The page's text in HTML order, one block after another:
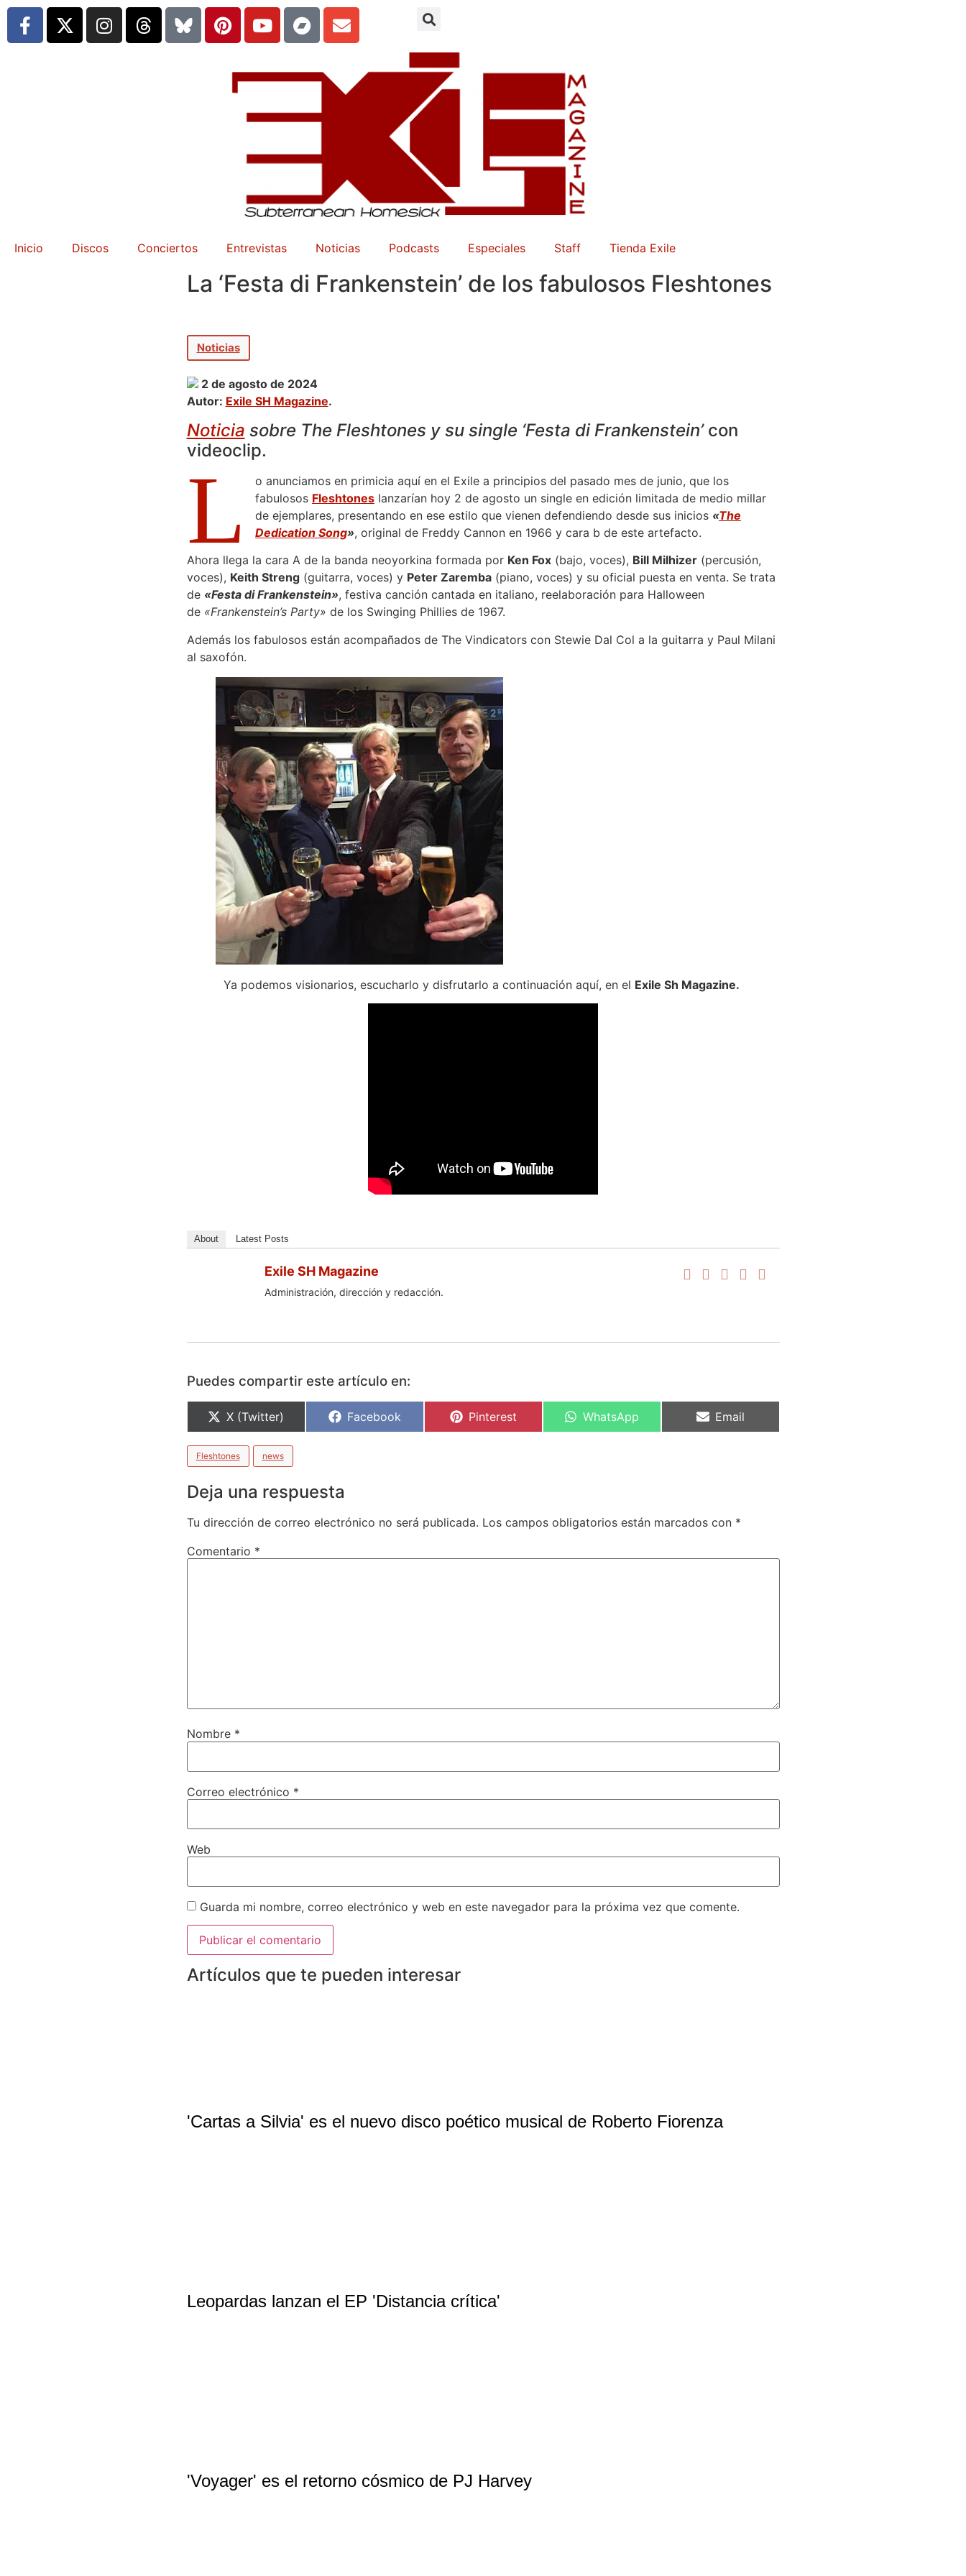
Inicio Discos Conciertos Entrevistas Noticias Podcasts Especiales Staff Tienda Exile
La ‘Festa di Frankenstein’ de los fabulosos Fleshtones
Noticias
2 de agosto de 2024
Autor: Exile SH Magazine.
Noticia sobre The Fleshtones y su single ‘Festa di Frankenstein’con
videoclip.
L
o anunciamos en primicia aquí en el Exile a principios del pasado mes de junio, que los
fabulosos Fleshtoneslanzarían hoy 2 de agosto un single en edición limitada de medio millar
de ejemplares, presentando en ese estilo que vienen defendiendo desde sus inicios «The
Dedication Song», original de Freddy Cannon en 1966 y cara b de este artefacto.
Ahora llega la cara A de la banda neoyorkina formada por Ken Fox(bajo, voces), Bill Milhizer(percusión,
voces), Keith Streng(guitarra, voces) y Peter Zaremba(piano, voces) y su oficial puesta en venta. Se trata
de «Festa di Frankenstein», festiva canción cantada en italiano, reelaboración para Halloween
de «Frankenstein’s Party» de los Swinging Phillies de 1967.
Además los fabulosos están acompañados de The Vindicators con Stewie Dal Col a la guitarra y Paul Milani
al saxofón.
Ya podemos visionarios, escucharlo y disfrutarlo a continuación aquí, en el Exile Sh Magazine.
About Latest Posts
Exile SH Magazine
Administración, dirección y redacción.
Puedes compartir este artículo en:
X (Twitter) Facebook Pinterest WhatsApp Email
Fleshtones news
Deja una respuesta
Tu dirección de correo electrónico no será publicada. Los campos obligatorios están marcados con *
Comentario *
Nombre *
Correo electrónico *
Web
Guarda mi nombre, correo electrónico y web en este navegador para la próxima vez que comente.
Artículos que te pueden interesar
'Cartas a Silvia' es el nuevo disco poético musical de Roberto Fiorenza
Leopardas lanzan el EP 'Distancia crítica'
'Voyager' es el retorno cósmico de PJ Harvey